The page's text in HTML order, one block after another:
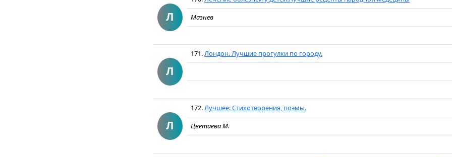
Л
Мазнев
Л
171.Лондон. Лучшие прогулки по городу.
Л
172.Лучшее: Стихотворения, поэмы.
Цветаева М.